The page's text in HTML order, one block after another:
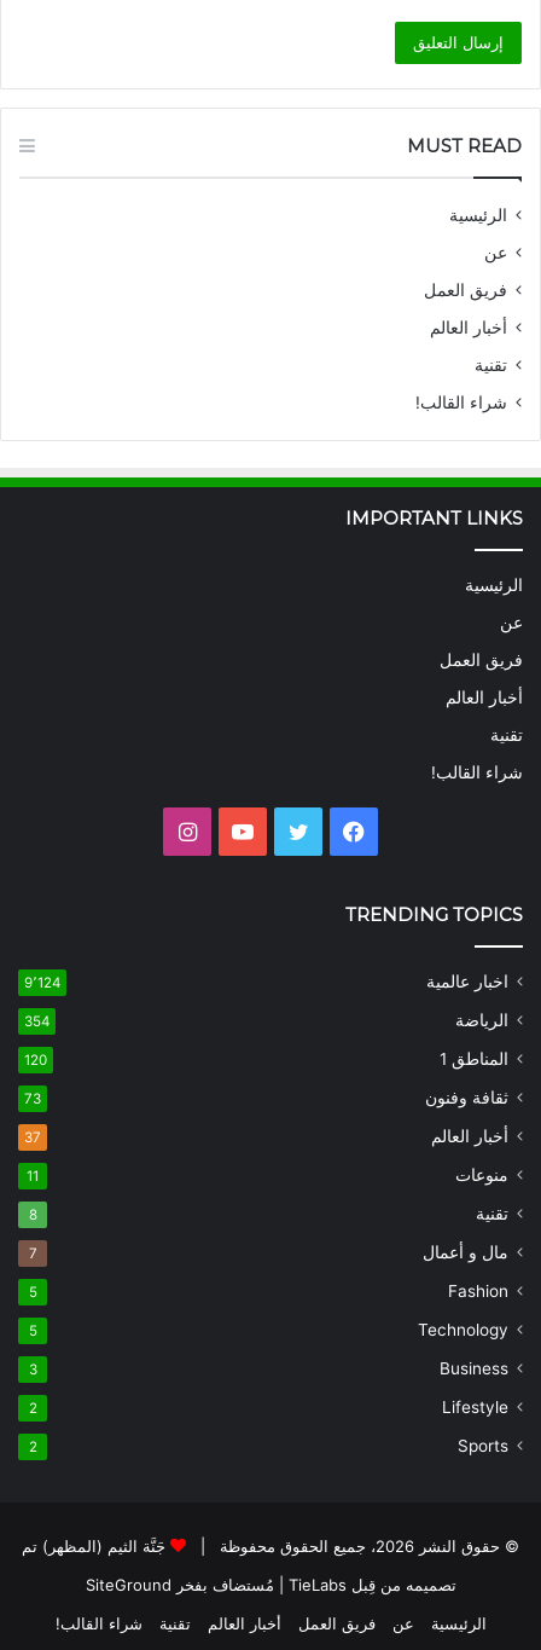
MUST READ
الرئيسية
عن
فريق العمل
أخبار العالم
تقنية
شراء القالب!
IMPORTANT LINKS
الرئيسية
عن
فريق العمل
أخبار العالم
تقنية
شراء القالب!
فيسبوك تويتر يوتيوب
TRENDING TOPICS
اخبار عالمية 9٬124
الرياضة 354
المناطق 1 120
ثقافة وفنون 73
أخبار العالم 37
منوعات 11
تقنية 8
مال و أعمال 7
Fashion
5
Technology
5
Business
3
Lifestyle
2
Sports
2
© حقوق النشر 2026، جميع الحقوق محفوظة |
جَنَّة الثيم (المظهر) تم
تصميمه من قِبل TieLabs
| مُستضاف بفخر SiteGround
الرئيسية
عن فريق العمل أخبار العالم تقنية شراء القالب!